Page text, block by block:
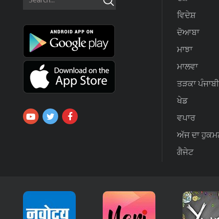
ਵਿਦੇਸ਼
ਦੋਆਬਾ
ਮਾਝਾ
ਮਾਲਵਾ
ਤੜਕਾ ਪੰਜਾਬੀ
ਖੇਡ
ਵਪਾਰ
ਅੱਜ ਦਾ
ਗੈਜੇਟ